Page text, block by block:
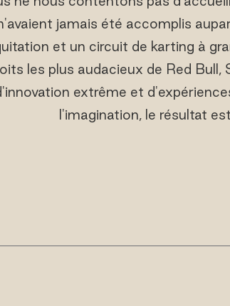
jamais été accomplis
et un circuit de karting à
les plus audacieux de Red
extrême et
l'imagination, le résultat